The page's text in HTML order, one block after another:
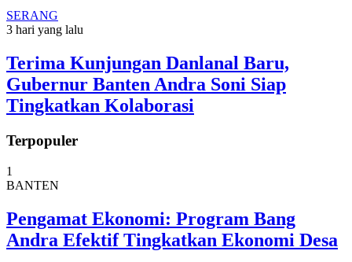
SERANG
3 hari yang lalu
Terima Kunjungan Danlanal Baru,
Gubernur Banten Andra Soni Siap
Tingkatkan Kolaborasi
Terpopuler
1
BANTEN
Pengamat Ekonomi: Program Bang
Andra Efektif Tingkatkan Ekonomi Desa